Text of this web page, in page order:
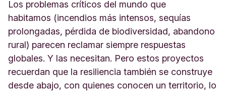
Los problemas críticos del mundo que
habitamos (incendios más intensos, sequías
prolongadas, pérdida de biodiversidad, abandono
rural) parecen reclamar siempre respuestas
globales. Y las necesitan. Pero estos proyectos
recuerdan que la resiliencia también se construye
desde abajo, con quienes conocen un territorio, lo